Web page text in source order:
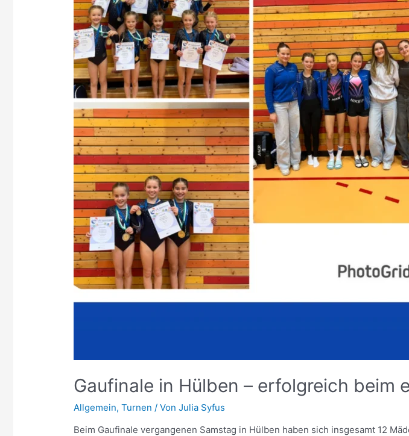
Gaufinale in Hülben – erfolgreich beim
Allgemein,Turnen / VonJulia Syfus
Beim Gaufinale vergangenen Samstag in Hülben haben sich insgesamt 12